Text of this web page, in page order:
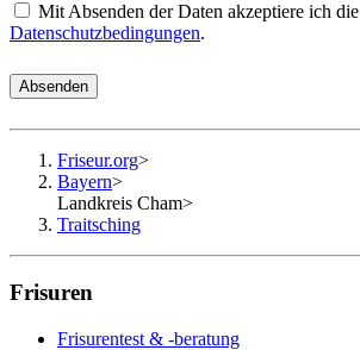
Mit Absenden der Daten akzeptiere ich die
Datenschutzbedingungen.
Absenden
Friseur.org>
Bayern>
Landkreis Cham>
Traitsching
Frisuren
Frisurentest & -beratung